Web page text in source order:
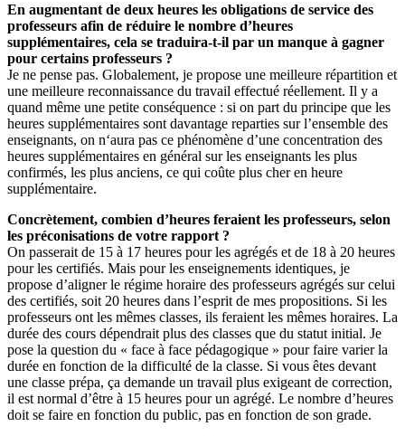
En augmentant de deux heures les obligations de service des
professeurs afin de réduire le nombre d’heures
supplémentaires, cela se traduira-t-il par un manque à gagner
pour certains professeurs ?
Je ne pense pas. Globalement, je propose une meilleure répartition et
une meilleure reconnaissance du travail effectué réellement. Il y a
quand même une petite conséquence : si on part du principe que les
heures supplémentaires sont davantage reparties sur l’ensemble des
enseignants, on n‘aura pas ce phénomène d’une concentration des
heures supplémentaires en général sur les enseignants les plus
confirmés, les plus anciens, ce qui coûte plus cher en heure
supplémentaire.
Concrètement, combien d’heures feraient les professeurs, selon
les préconisations de votre rapport ?
On passerait de 15 à 17 heures pour les agrégés et de 18 à 20 heures
pour les certifiés. Mais pour les enseignements identiques, je
propose d’aligner le régime horaire des professeurs agrégés sur celui
des certifiés, soit 20 heures dans l’esprit de mes propositions. Si les
professeurs ont les mêmes classes, ils feraient les mêmes horaires. La
durée des cours dépendrait plus des classes que du statut initial. Je
pose la question du « face à face pédagogique » pour faire varier la
durée en fonction de la difficulté de la classe. Si vous êtes devant
une classe prépa, ça demande un travail plus exigeant de correction,
il est normal d’être à 15 heures pour un agrégé. Le nombre d’heures
doit se faire en fonction du public, pas en fonction de son grade.